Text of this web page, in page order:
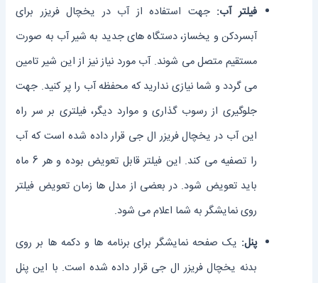
فیلتر آب: جهت استفاده از آب در یخچال فریزر برای
آبسردکن و یخساز، دستگاه های جدید به شیر آب به صورت
مستقیم متصل می شوند. آب مورد نیاز نیز از این شیر تامین
می گردد و شما نیازی ندارید که محفظه آب را پر کنید. جهت
جلوگیری از رسوب گذاری و موارد دیگر، فیلتری بر سر راه
این آب در یخچال فریزر ال جی قرار داده شده است که آب
را تصفیه می کند. این فیلتر قابل تعویض بوده و هر 6 ماه
باید تعویض شود. در بعضی از مدل ها زمان تعویض فیلتر
روی نمایشگر به شما اعلام می شود.
پنل: یک صفحه نمایشگر برای برنامه ها و دکمه ها بر روی
بدنه یخچال فریزر ال جی قرار داده شده است. با این پنل